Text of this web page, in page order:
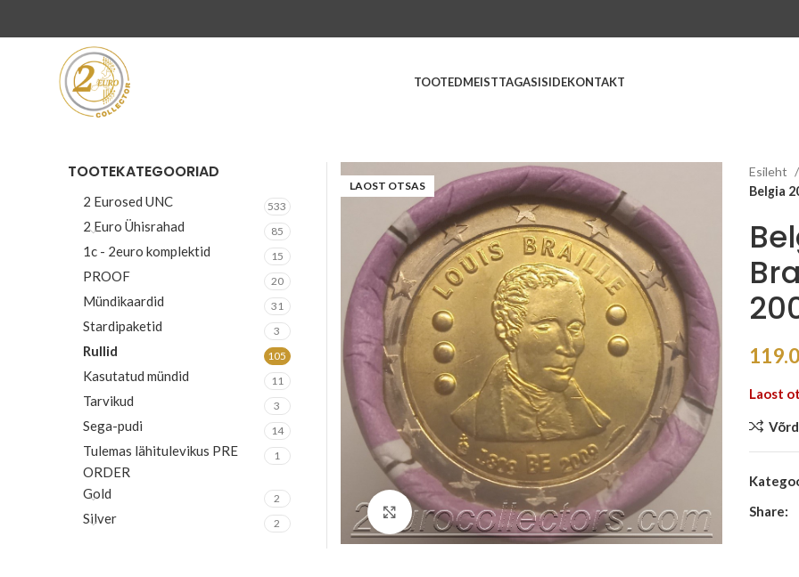
TOOTEDMEISTTAGASISIDEKONTAKT
LAOST OTSAS
Suurenda
Esileht
Belgia
Laost
Share:
TOOTEKATEGOORIAD
2 Eurosed UNC 533
2 Euro Ühisrahad 85
1c - 2euro komplektid 15
PROOF 20
Mündikaardid 31
Stardipaketid 3
Rullid 105
Kasutatud mündid 11
Tarvikud 3
Sega-pudi 14
Tulemas lähitulevikus PRE
ORDER
1
Gold 2
Silver 2